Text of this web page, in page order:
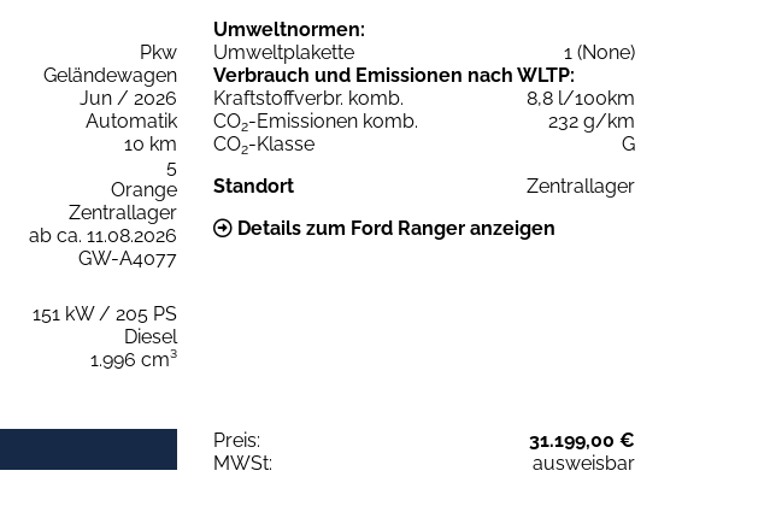
Pkw
Geländewagen
Jun / 2026
Automatik
10 km
5
Orange
Zentrallager
ab ca. 11.08.2026
GW-A4077
151 kW / 205 PS
Diesel
1.996 cm³
Umweltnormen:
Umweltplakette
1 (None)
Verbrauch und Emissionen nach WLTP:
Kraftstoffverbr. komb.
8,8 l/100km
CO2-Emissionen komb.
232 g/km
CO2-Klasse
G
Standort
Zentrallager
Details zum Ford Ranger anzeigen
Preis:
31.199,00 €
MWSt:
ausweisbar